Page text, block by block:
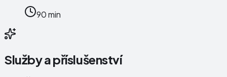
90 min
Služby a příslušenství